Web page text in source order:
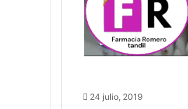
24 julio, 2019